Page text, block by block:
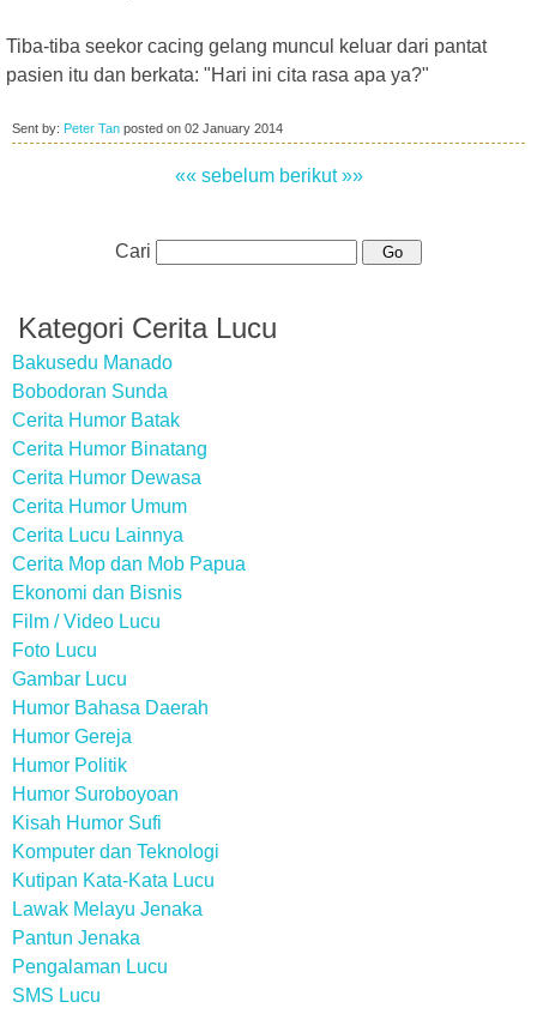
Tiba-tiba seekor cacing gelang muncul keluar dari pantat
pasien itu dan berkata: "Hari ini cita rasa apa ya?"
Sent by: Peter Tan posted on 02 January 2014
«« sebelum berikut »»
Cari
Kategori Cerita Lucu
Bakusedu Manado
Bobodoran Sunda
Cerita Humor Batak
Cerita Humor Binatang
Cerita Humor Dewasa
Cerita Humor Umum
Cerita Lucu Lainnya
Cerita Mop dan Mob Papua
Ekonomi dan Bisnis
Film / Video Lucu
Foto Lucu
Gambar Lucu
Humor Bahasa Daerah
Humor Gereja
Humor Politik
Humor Suroboyoan
Kisah Humor Sufi
Komputer dan Teknologi
Kutipan Kata-Kata Lucu
Lawak Melayu Jenaka
Pantun Jenaka
Pengalaman Lucu
SMS Lucu